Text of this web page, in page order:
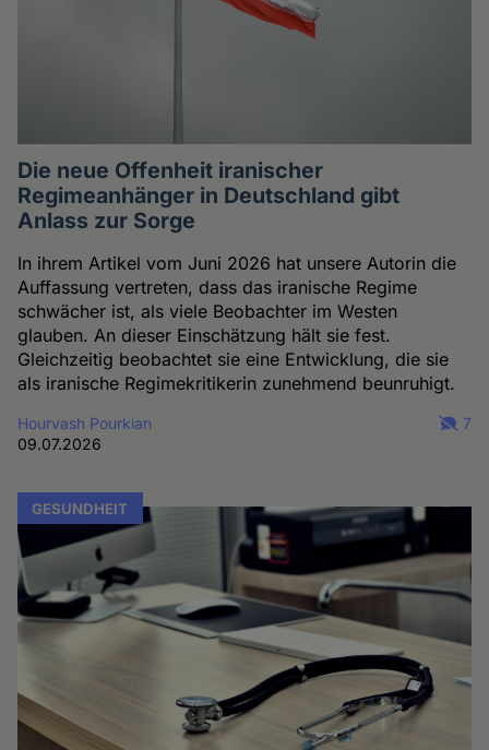
Die neue Offenheit iranischer
Regimeanhänger in Deutschland gibt
Anlass zur Sorge
In ihrem Artikel vom Juni 2026 hat unsere Autorin die
Auffassung vertreten, dass das iranische Regime
schwächer ist, als viele Beobachter im Westen
glauben. An dieser Einschätzung hält sie fest.
Gleichzeitig beobachtet sie eine Entwicklung, die sie
als iranische Regimekritikerin zunehmend beunruhigt.
Hourvash Pourkian
09.07.2026
7
GESUNDHEIT